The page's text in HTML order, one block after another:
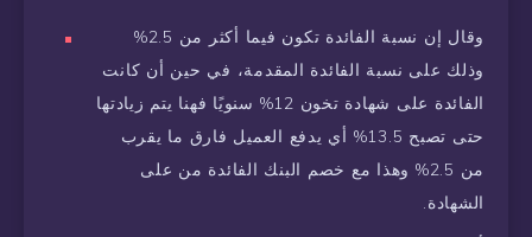
وقال إن نسبة الفائدة تكون فيما أكثر من 2.5%
وذلك على نسبة الفائدة المقدمة، في حين أن كانت
الفائدة على شهادة تخون 12% سنويًا فهنا يتم زيادتها
حتى تصبح 13.5% أي يدفع العميل فارق ما يقرب
من 2.5% وهذا مع خصم البنك الفائدة من على
الشهادة.